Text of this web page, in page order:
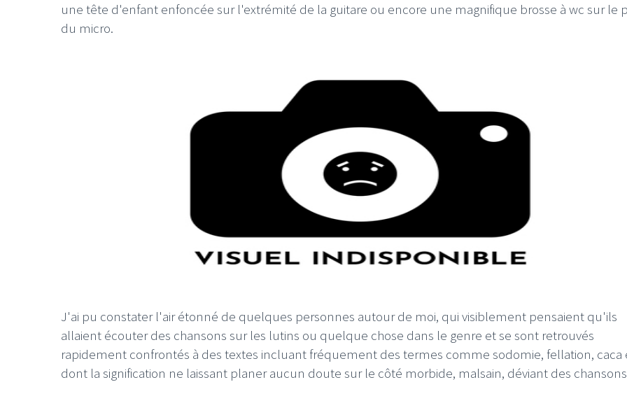
une tête d'enfant enfoncée sur l'extrémité de la guitare ou encore une magnifique brosse à wc sur le
du micro.
J'ai pu constater l'air étonné de quelques personnes autour de moi, qui visiblement pensaient qu'ils
allaient écouter des chansons sur les lutins ou quelque chose dans le genre et se sont retrouvés
rapidement confrontés à des textes incluant fréquement des termes comme sodomie, fellation, caca
dont la signification ne laissant planer aucun doute sur le côté morbide, malsain, déviant des